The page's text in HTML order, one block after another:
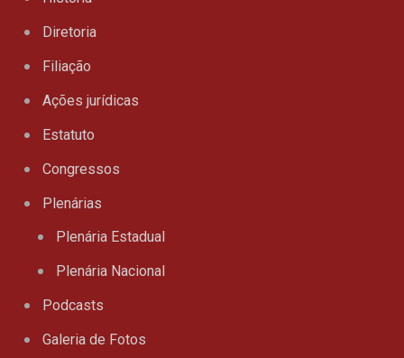
Diretoria
Filiação
Ações jurídicas
Estatuto
Congressos
Plenárias
Plenária Estadual
Plenária Nacional
Podcasts
Galeria de Fotos